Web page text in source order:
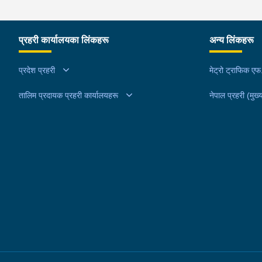
चालक अभिषेक कुमार साह र सवार राहुल कुमार मण्डलले उक्त
निजहरुलाई नियन्त्रणमा लिई थप अनुसन्धान कार्य भईरहेको
प्रहरी कार्यालयका लिंकहरू
प्रदेश प्रहरी
तालिम प्रदायक प्रहरी कार्यालयहरू
अन्य लिंकहरू
मेट्रो ट्राफिक
नेपाल प्रहरी